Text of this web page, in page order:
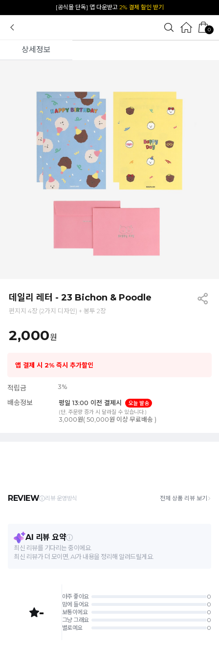
카카오 플친 추가하면1천원 즉시 할인 쿠폰
0
상세정보
데일리 레터 - 23 Bichon & Poodle
편지지 4장 (2가지 디자인) + 봉투 2장
2,000원
앱 결제 시 2% 즉시 추가할인
적립금 3%
배송정보 평일 13:00 이전 결제시
오늘 발송
(단, 주문량 증가 시 달라질 수 있습니다.)
3,000원( 50,000원 이상 무료배송 )